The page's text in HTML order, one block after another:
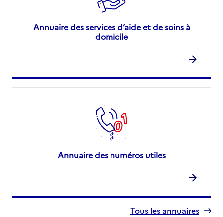
Annuaire des services d’aide et de soins à
domicile
Annuaire des numéros utiles
Tous les annuaires